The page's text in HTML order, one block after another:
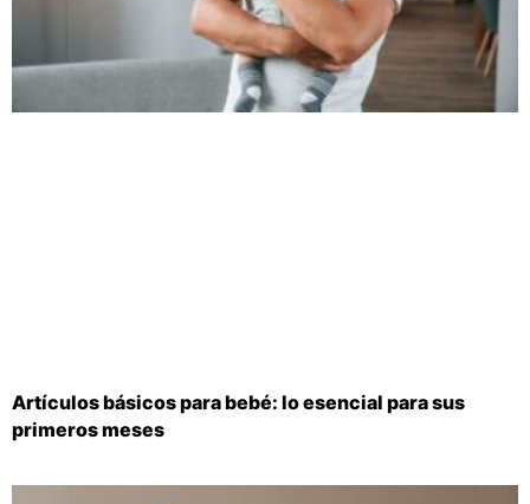
Artículos básicos para bebé: lo esencial para sus
primeros meses